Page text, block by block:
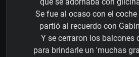
Se fue al ocaso con el
partió al recuerdo con
Y se cerraron los balcones
para brindarle un 'muchas